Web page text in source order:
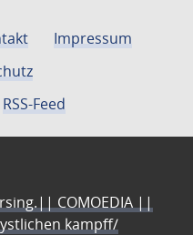
Impressum
RSS-Feed
COMOEDIA ||
kampff/